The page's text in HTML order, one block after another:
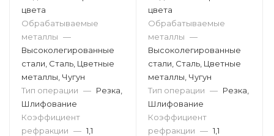
цвета
Обрабатываемые
металлы —
Высоколегированные
стали, Сталь, Цветные
металлы, Чугун
Тип операции — Резка,
Шлифование
Коэффициент
рефракции — 1,1
цвета
Обрабатываемые
металлы —
Высоколегированные
стали, Сталь, Цветные
металлы, Чугун
Тип операции — Резка,
Шлифование
Коэффициент
рефракции — 1,1